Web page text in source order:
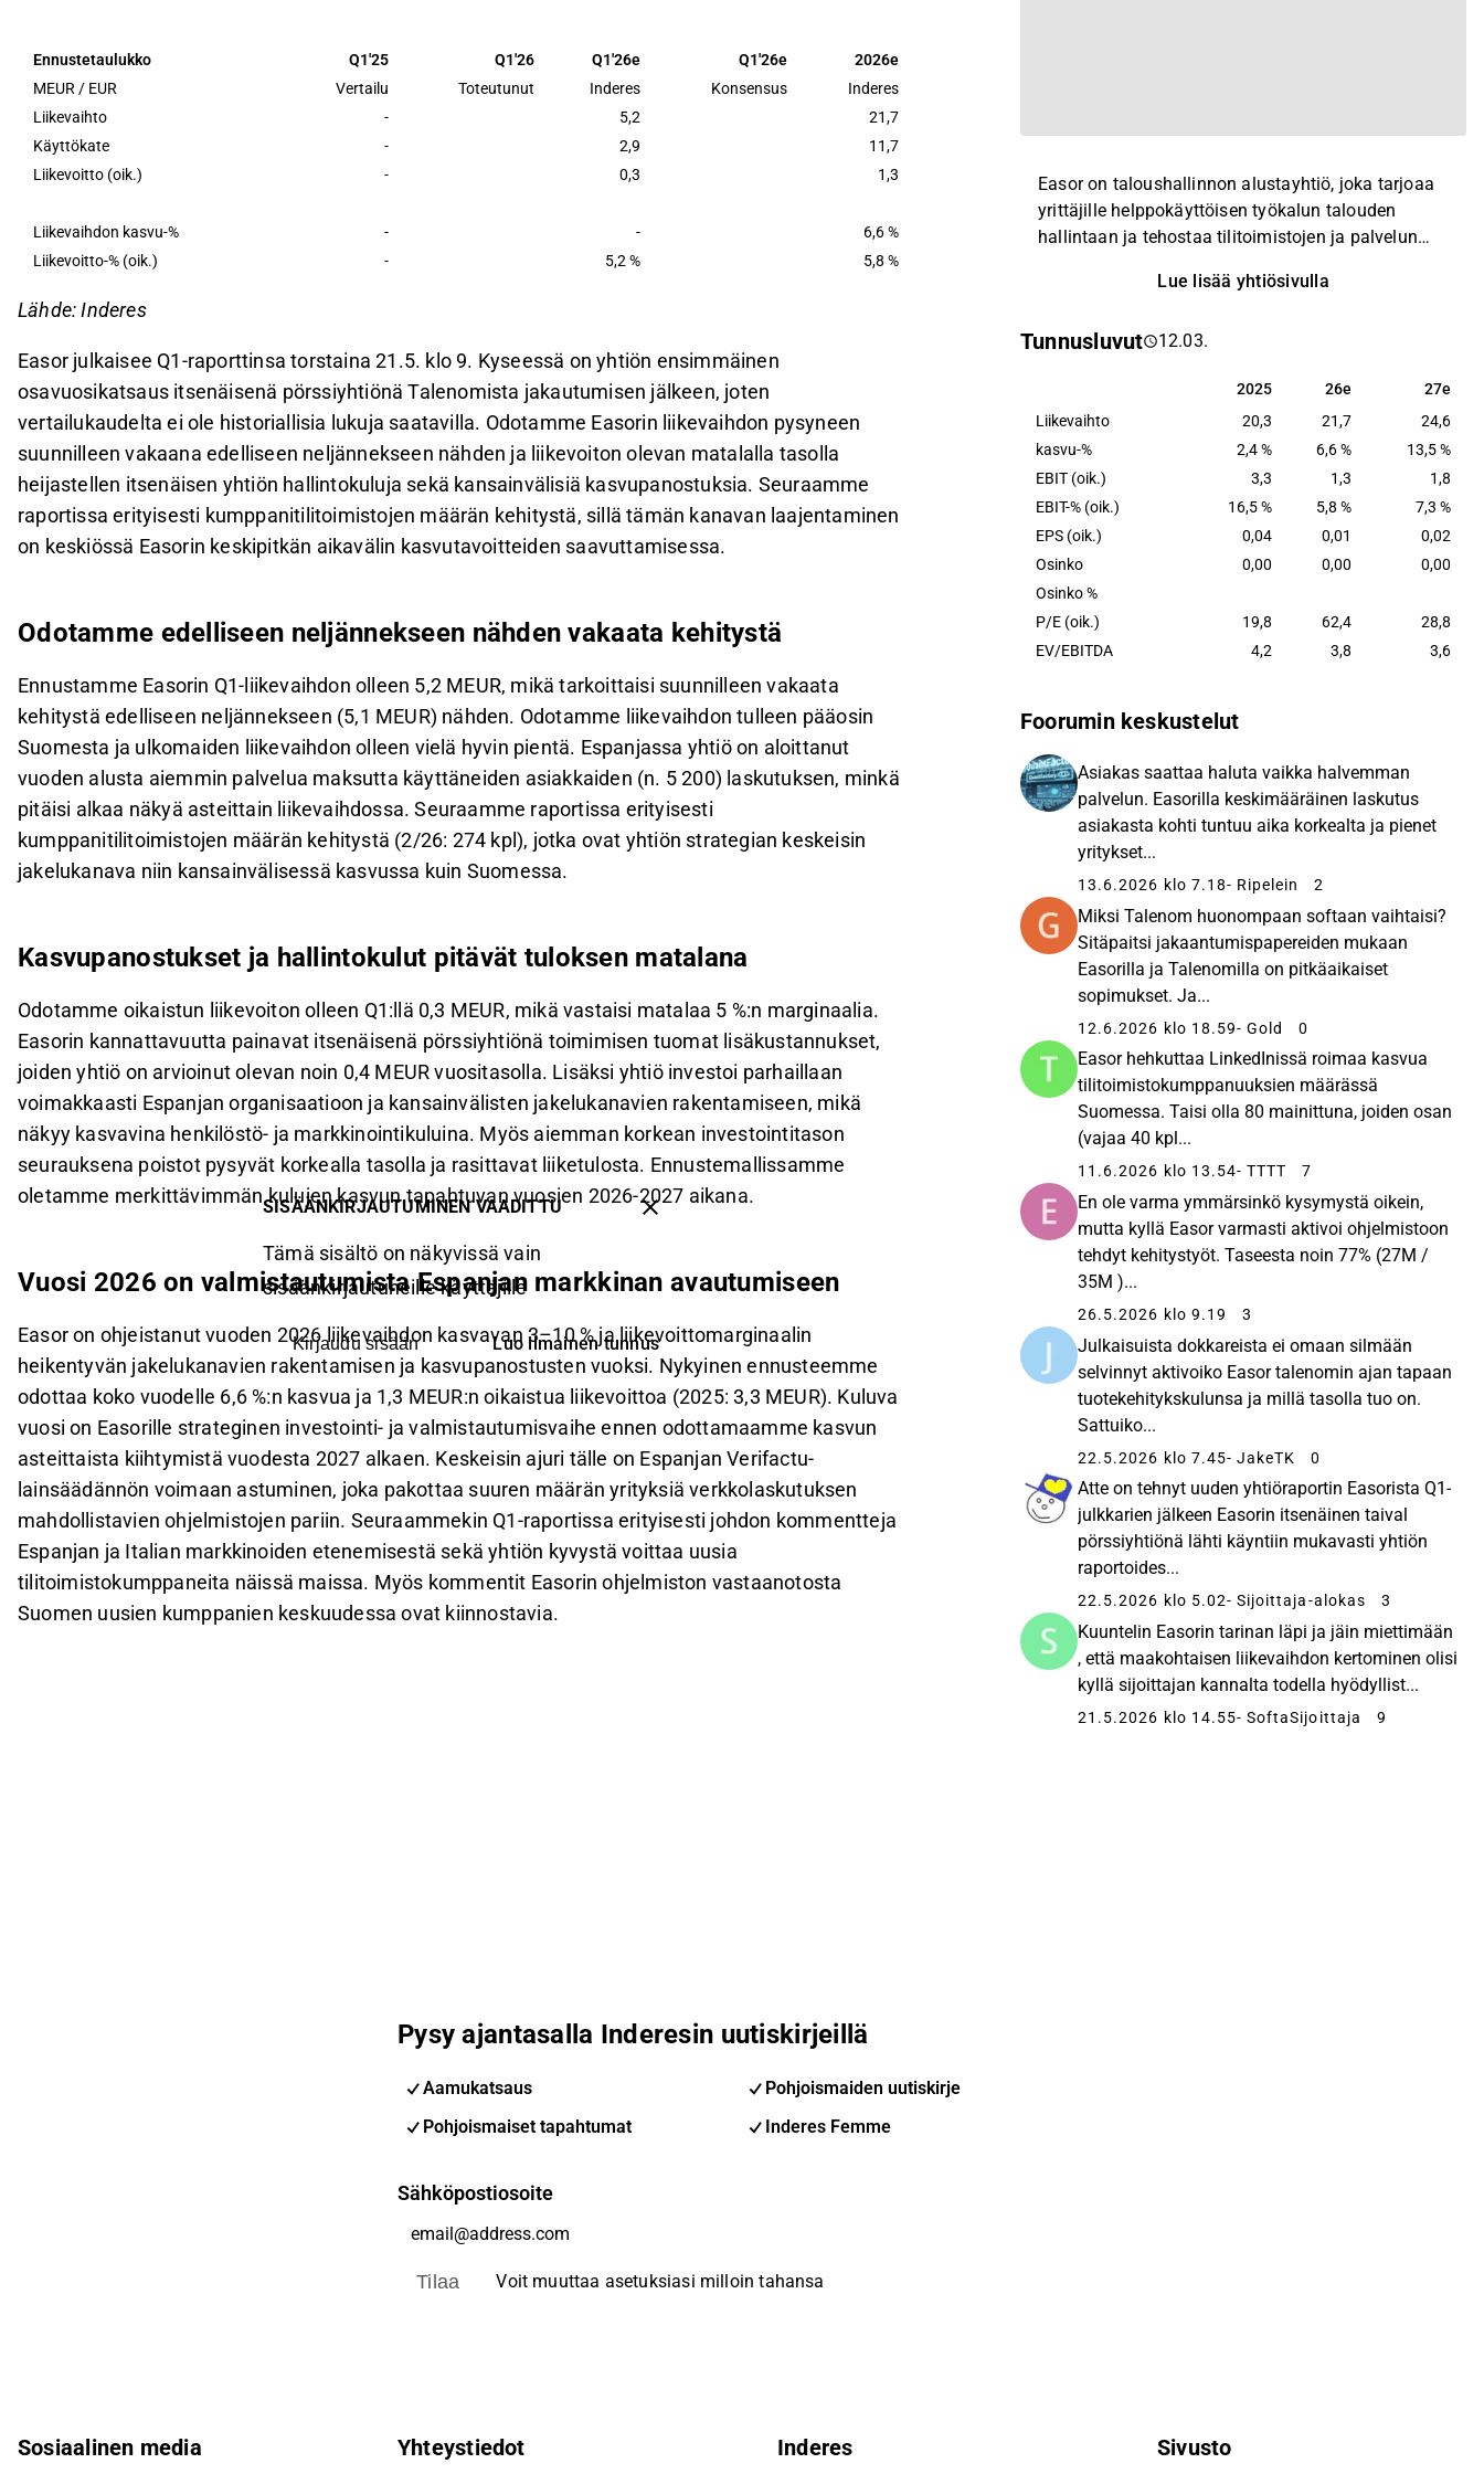
Vuosi 2026 on strateginen investointi- ja valmistautumisvaihe, ja odotamme liikevaihdon
kasvavan 6,6 % sekä liikevoittomarginaalin heikentyvän jakelukanavien rakentamisen vuoksi.
Seuraamme erityisesti Espanjan ja Italian markkinoiden kehitystä sekä
kumppanitilitoimistojen määrän kasvua, jotka ovat keskeisiä yhtiön kasvustrategiassa.
Ennustetaulukko Q1'25 Q1'26 Q1'26e Q1'26e
2026e
MEUR / EUR
Vertailu Toteutunut Inderes Konsensus
Inderes
Liikevaihto
- 5,2
21,7
Käyttökate
- 2,9
11,7
Liikevoitto (oik.)
- 0,3 1,3
Liikevaihdon kasvu-% - -
6,6 %
Liikevoitto-% (oik.)
- 5,2 % 5,8 %
Lähde: Inderes
Easor julkaisee Q1-raporttinsa torstaina 21.5. klo 9. Kyseessä on yhtiön ensimmäinen
osavuosikatsaus itsenäisenä pörssiyhtiönä Talenomista jakautumisen jälkeen, joten
vertailukaudelta ei ole historiallisia lukuja saatavilla. Odotamme Easorin liikevaihdon pysyneen
suunnilleen vakaana edelliseen neljännekseen nähden ja liikevoiton olevan matalalla tasolla
heijastellen itsenäisen yhtiön hallintokuluja sekä kansainvälisiä kasvupanostuksia. Seuraamme
raportissa erityisesti kumppanitilitoimistojen määrän kehitystä, sillä tämän kanavan laajentaminen
on keskiössä Easorin keskipitkän aikavälin kasvutavoitteiden saavuttamisessa.
Odotamme edelliseen neljännekseen nähden vakaata kehitystä
Ennustamme Easorin Q1-liikevaihdon olleen 5,2 MEUR, mikä tarkoittaisi suunnilleen vakaata
kehitystä edelliseen neljännekseen (5,1 MEUR) nähden. Odotamme liikevaihdon tulleen pääosin
Suomesta ja ulkomaiden liikevaihdon olleen vielä hyvin pientä. Espanjassa yhtiö on aloittanut
vuoden alusta aiemmin palvelua maksutta käyttäneiden asiakkaiden (n. 5 200) laskutuksen, minkä
pitäisi alkaa näkyä asteittain liikevaihdossa. Seuraamme raportissa erityisesti
kumppanitilitoimistojen määrän kehitystä (2/26: 274 kpl), jotka ovat yhtiön strategian keskeisin
jakelukanava niin kansainvälisessä kasvussa kuin Suomessa.
Kasvupanostukset ja hallintokulut pitävät tuloksen matalana
Odotamme oikaistun liikevoiton olleen Q1:llä 0,3 MEUR, mikä vastaisi matalaa 5 %:n marginaalia.
Easorin kannattavuutta painavat itsenäisenä pörssiyhtiönä toimimisen tuomat lisäkustannukset,
joiden yhtiö on arvioinut olevan noin 0,4 MEUR vuositasolla. Lisäksi yhtiö investoi parhaillaan
voimakkaasti Espanjan organisaatioon ja kansainvälisten jakelukanavien rakentamiseen, mikä
näkyy kasvavina henkilöstö- ja markkinointikuluina. Myös aiemman korkean investointitason
seurauksena poistot pysyvät korkealla tasolla ja rasittavat liiketulosta. Ennustemallissamme
oletamme merkittävimmän kulujen kasvun tapahtuvan vuosien 2026-2027 aikana.
Vuosi 2026 on valmistautumista Espanjan markkinan avautumiseen
Easor on ohjeistanut vuoden 2026 liikevaihdon kasvavan 3–10 % ja liikevoittomarginaalin
heikentyvän jakelukanavien rakentamisen ja kasvupanostusten vuoksi. Nykyinen ennusteemme
odottaa koko vuodelle 6,6 %:n kasvua ja 1,3 MEUR:n oikaistua liikevoittoa (2025: 3,3 MEUR). Kuluva
vuosi on Easorille strateginen investointi- ja valmistautumisvaihe ennen odottamaamme kasvun
asteittaista kiihtymistä vuodesta 2027 alkaen. Keskeisin ajuri tälle on Espanjan Verifactu-
lainsäädännön voimaan astuminen, joka pakottaa suuren määrän yrityksiä verkkolaskutuksen
mahdollistavien ohjelmistojen pariin. Seuraammekin Q1-raportissa erityisesti johdon kommentteja
Espanjan ja Italian markkinoiden etenemisestä sekä yhtiön kyvystä voittaa uusia
tilitoimistokumppaneita näissä maissa. Myös kommentit Easorin ohjelmiston vastaanotosta
Suomen uusien kumppanien keskuudessa ovat kiinnostavia.
SISÄÄNKIRJAUTUMINEN VAADITTU
Tämä sisältö on näkyvissä vain
sisäänkirjautuneille käyttäjille
Kirjaudu sisään Luo ilmainen tunnus
Easor on taloushallinnon alustayhtiö, joka tarjoaa
yrittäjille helppokäyttöisen työkalun talouden
hallintaan ja tehostaa tilitoimistojen ja palvelun
Lue lisää yhtiösivulla
Tunnusluvut 12.03.
2025 26e 27e
2025 26e
27e
Liikevaihto
20,3 21,7
24,6
kasvu-%
2,4 % 6,6 %
13,5 %
EBIT (oik.)
3,3 1,3
1,8
EBIT-% (oik.)
16,5 % 5,8 %
7,3 %
EPS (oik.)
0,04 0,01
0,02
Osinko
0,00 0,00
0,00
Osinko %
P/E (oik.)
19,8 62,4
28,8
EV/EBITDA
4,2 3,8 3,6
Foorumin keskustelut
Asiakas saattaa haluta vaikka halvemman
palvelun. Easorilla keskimääräinen laskutus
asiakasta kohti tuntuu aika korkealta ja pienet
yritykset...
13.6.2026 klo 7.18- Ripelein 2
Miksi Talenom huonompaan softaan vaihtaisi?
Sitäpaitsi jakaantumispapereiden mukaan
Easorilla ja Talenomilla on pitkäaikaiset
sopimukset. Ja...
12.6.2026 klo 18.59- Gold 0
Easor hehkuttaa LinkedInissä roimaa kasvua
tilitoimistokumppanuuksien määrässä
Suomessa. Taisi olla 80 mainittuna, joiden osan
(vajaa 40 kpl...
11.6.2026 klo 13.54- TTTT 7
En ole varma ymmärsinkö kysymystä oikein,
mutta kyllä Easor varmasti aktivoi ohjelmistoon
tehdyt kehitystyöt. Taseesta noin 77% (27M /
35M )...
26.5.2026 klo 9.19 3
Julkaisuista dokkareista ei omaan silmään
selvinnyt aktivoiko Easor talenomin ajan tapaan
tuotekehitykskulunsa ja millä tasolla tuo on.
Sattuiko...
22.5.2026 klo 7.45- JakeTK 0
Atte on tehnyt uuden yhtiöraportin Easorista Q1-
julkkarien jälkeen Easorin itsenäinen taival
pörssiyhtiönä lähti käyntiin mukavasti yhtiön
raportoides...
22.5.2026 klo 5.02- Sijoittaja-alokas 3
Kuuntelin Easorin tarinan läpi ja jäin miettimään
, että maakohtaisen liikevaihdon kertominen olisi
kyllä sijoittajan kannalta todella hyödyllist...
21.5.2026 klo 14.55- SoftaSijoittaja 9
Pysy ajantasalla Inderesin uutiskirjeillä
Aamukatsaus
Pohjoismaiden uutiskirje
Pohjoismaiset tapahtumat
Inderes Femme
Sähköpostiosoite
Tilaa Voit muuttaa asetuksiasi milloin tahansa
Sosiaalinen media Yhteystiedot Inderes Sivusto